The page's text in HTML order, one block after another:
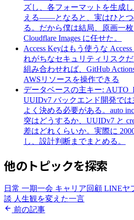
ズし、各フォーマットを生成
える——となると、実はひと
る。だから僕は結局、原画一
Cloudflare Images に任せた。
Access Keyはもう使うな
れがちなセキュリティリスク
組み合わせれば、GitHub
AWSリソースを操作できる
データベースの主キー:
UUIDv7 バックエンド開発で
よく決める必要がある。auto
突はどうするか、UUIDv7 と
差はどれくらいか。実際に
し、設計判断までまとめる。
他のトピックを探索
日常 一期一会 キャリア回顧 LINEヤ
談 人生観を変えた一言
前の記事